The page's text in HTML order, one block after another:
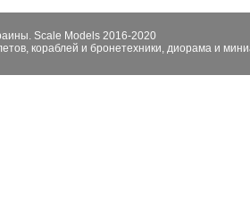
Scale Models 2016-2020
кораблей и бронетехники, диорама и